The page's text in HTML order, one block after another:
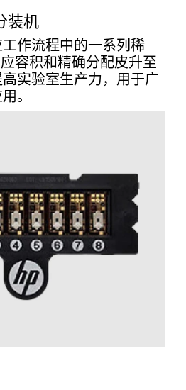
装机
作流程中的一系列稀
容积和精确分配皮升至
实验室生产力，用于广
。